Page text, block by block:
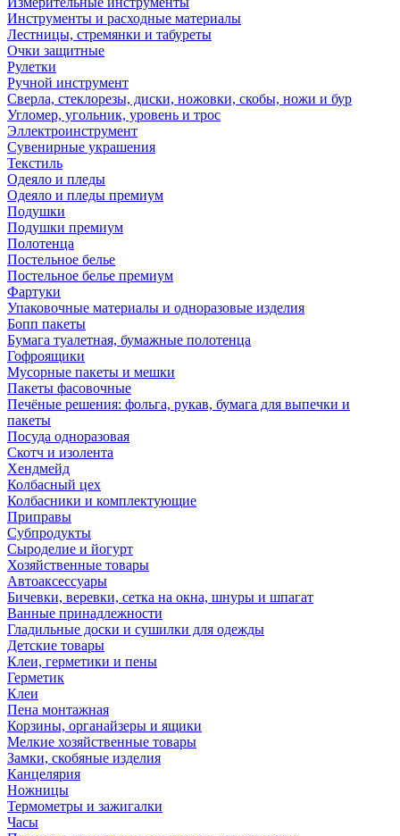
Инструменты и расходные материалы
Лестницы, стремянки и табуреты
Очки защитные
Рулетки
Ручной инструмент
Сверла, стеклорезы, диски, ножовки, скобы, ножи и бур
Угломер, угольник, уровень и трос
Эллектроинструмент
Сувенирные украшения
Текстиль
Одеяло и пледы
Одеяло и пледы премиум
Подушки
Подушки премиум
Полотенца
Постельное белье
Постельное белье премиум
Фартуки
Упаковочные материалы и одноразовые изделия
Бопп пакеты
Бумага туалетная, бумажные полотенца
Гофроящики
Мусорные пакеты и мешки
Пакеты фасовочные
Печёные решения: фольга, рукав, бумага для выпечки и
пакеты
Посуда одноразовая
Скотч и изолента
Хендмейд
Колбасный цех
Колбасники и комплектующие
Приправы
Субпродукты
Сыроделие и йогурт
Хозяйственные товары
Автоаксессуары
Бичевки, веревки, сетка на окна, шнуры и шпагат
Ванные принадлежности
Гладильные доски и сушилки для одежды
Детские товары
Клеи, герметики и пены
Герметик
Клеи
Пена монтажная
Корзины, органайзеры и ящики
Мелкие хозяйственные товары
Замки, скобяные изделия
Канцелярия
Ножницы
Термометры и зажигалки
Часы